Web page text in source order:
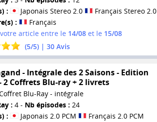
:
Japonais Stereo 2.0
Français Stereo 2.0
:
Français
votre article entre le 14/08et le 15/08
(5/5) | 30Avis
- Intégrale des 2 Saisons - Edition
2 Coffrets Blu-ray + 2 livrets
Blu-Ray - intégrale
: 4 - Nb épisodes : 24
:
Japonais 2.0 PCM
Français 2.0 PCM